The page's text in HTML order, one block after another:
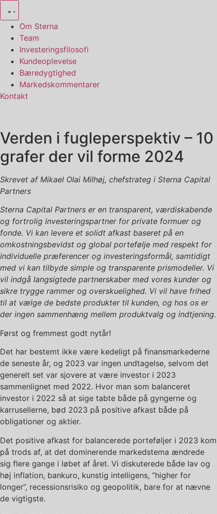
til
indholdOm Sterna
Team
Investeringsfilosofi
Kundeoplevelse
Bæredygtighed
Markedskommentarer
Kontakt
Verden i fugleperspektiv – 10
grafer der vil forme 2024
Skrevet af Mikael Olai Milhøj, chefstrateg i Sterna Capital
Partners
Sterna Capital Partners er en transparent, værdiskabende
og fortrolig investeringspartner for private formuer og
fonde. Vi kan levere et solidt afkast baseret på en
omkostningsbevidst og global portefølje med respekt for
individuelle præferencer og investeringsformål, samtidigt
med vi kan tilbyde simple og transparente prismodeller. Vi
vil indgå langsigtede partnerskaber med vores kunder og
sikre trygge rammer og overskuelighed. Vi vil have frihed
til at vælge de bedste produkter til kunden, og hos os er
der ingen sammenhæng mellem produktvalg og indtjening.
Først og fremmest godt nytår!
Det har bestemt ikke være kedeligt på finansmarkederne
de seneste år, og 2023 var ingen undtagelse, selvom det
generelt set var sjovere at være investor i 2023
sammenlignet med 2022. Hvor man som balanceret
investor i 2022 så at sige tabte både på gyngerne og
karrusellerne, bød 2023 på positive afkast både på
obligationer og aktier.
Det positive afkast for balancerede porteføljer i 2023 kom
på trods af, at det dominerende markedstema ændrede
sig flere gange i løbet af året. Vi diskuterede både lav og
høj inflation, bankuro, kunstig intelligens, ”higher for
longer”, recessionsrisiko og geopolitik, bare for at nævne
de vigtigste.